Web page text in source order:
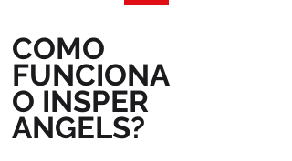
COMO
FUNCIONA
O INSPER
ANGELS?